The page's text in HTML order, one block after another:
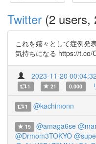
Twitter (2 users,
これを嬉々として症例発
気持ちになる https://t.co/
2023-11-20 00:04:32
1 21 0.000
1 @kachimonn
19 @amaga6se
@Drmom3TOKYO